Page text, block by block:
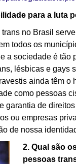
para a luta
no Brasil
todos os
a sociedade é
lésbicas e
ainda têm
como pessoas
garantia de
ou empresas
de nossa
2. Qual são
pessoas